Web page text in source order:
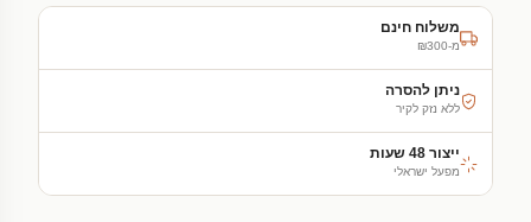
משלוח חינם
מ-₪300
ניתן להסרה
ללא נזק לקיר
ייצור 48 שעות
מפעל ישראלי